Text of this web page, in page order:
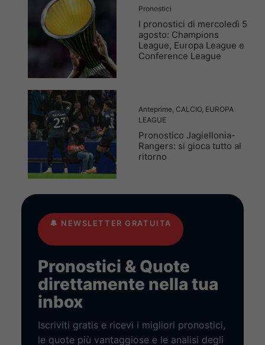
Pronostici
I pronostici di mercoledì 5
agosto: Champions
League, Europa League e
Conference League
Anteprime CALCIO, EUROPA
LEAGUE
Pronostico Jagiellonia-
Rangers: si gioca tutto al
ritorno
🔔 NEWSLETTER GRATUITA
Pronostici & Quote
direttamente nella tua
inbox
Iscriviti gratis e ricevi i migliori pronostici,
le quote più vantaggiose e le analisi degli